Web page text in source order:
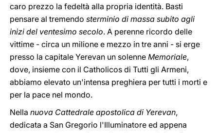
caro prezzo la fedeltà alla propria identità. Basti
pensare al tremendo sterminio di massa subito agli
inizi del ventesimo secolo. A perenne ricordo delle
vittime - circa un milione e mezzo in tre anni - si erge
presso la capitale Yerevan un solenne Memoriale,
dove, insieme con il Catholicos di Tutti gli Armeni,
abbiamo elevato un'intensa preghiera per tutti i morti e
per la pace nel mondo.
Nella nuova Cattedrale apostolica di Yerevan,
dedicata a San Gregorio l'Illuminatore ed appena